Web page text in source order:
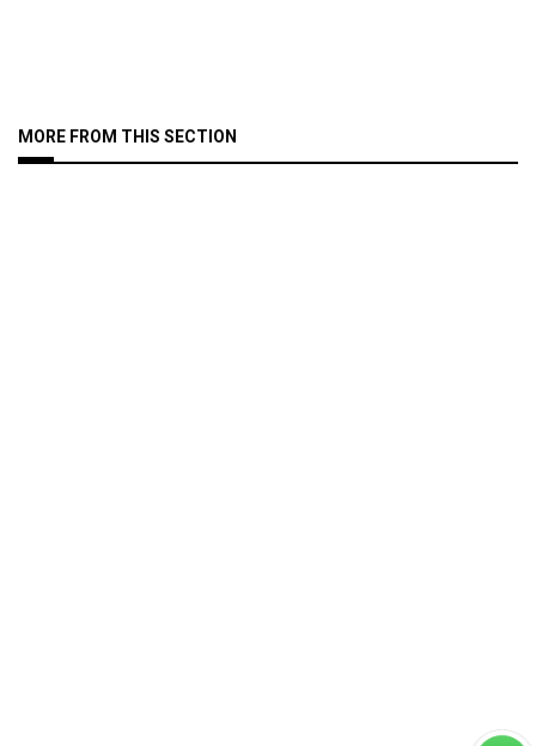
MORE FROM THIS SECTION